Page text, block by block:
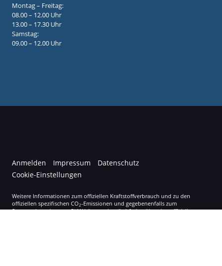
Montag – Freitag:
08.00 – 12.00 Uhr
13.00 – 17.30 Uhr
Samstag:
09.00 – 12.00 Uhr
Anmelden Impressum
Datenschutz
Cookie-Einstellungen
Weitere Informationen zum offiziellen Kraftstoffverbrauch und zu den
offiziellen spezifischen CO2-Emissionen und gegebenenfalls zum
Stromverbrauch neuer PKW können dem 'Leitfaden über den offiziellen